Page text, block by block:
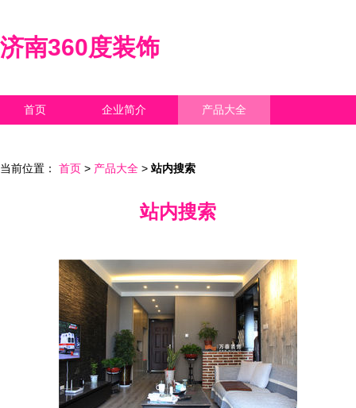
济南360度装饰
首页 企业简介 产品大全
当前位置： 首页 > 产品大全 > 站内搜索
站内搜索